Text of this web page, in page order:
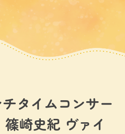
チタイムコンサー
崎史紀 ヴァイ